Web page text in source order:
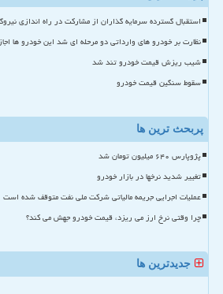
استقبال گسترده سرمایه گذاران از مشارکت در راه اندازی
نظارت بر خودرو های وارداتی دو مرحله ای شد این خودرو ها
شیب ریزش قیمت خودرو تند شد
سقوط سنگین قیمت خودرو
پربحث ترین ها
پژوپارس ۶۴۰ میلیون تومان شد
تغییر شدید نرخها در بازار خودرو
عملیات اجرایی جریمه مالیاتی شرکت ملی نفت متوقف شده است
چرا وقتی نرخ ارز می ریزد، قیمت خودرو جهش می کند؟
جدیدترین ها